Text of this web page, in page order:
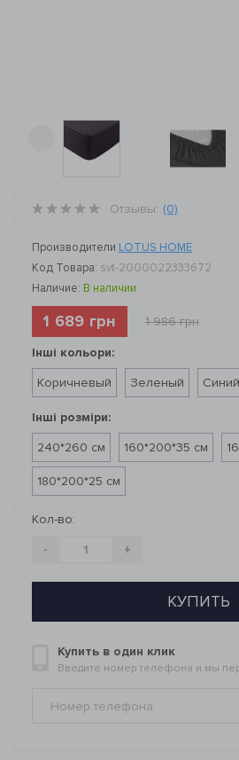
Отзывы: (0)
Производители LOTUS HOME
Код Товара: svt-2000022333672
Наличие: В наличии
1 689 грн 1 986 грн
Інші кольори:
Коричневый
Зеленый Синий
Інші розміри:
240*260 см
160*200*35 см
180*200*25 см
Кол-во:
- +
КУПИТЬ
Купить в один клик
Введите номер телефона и мы